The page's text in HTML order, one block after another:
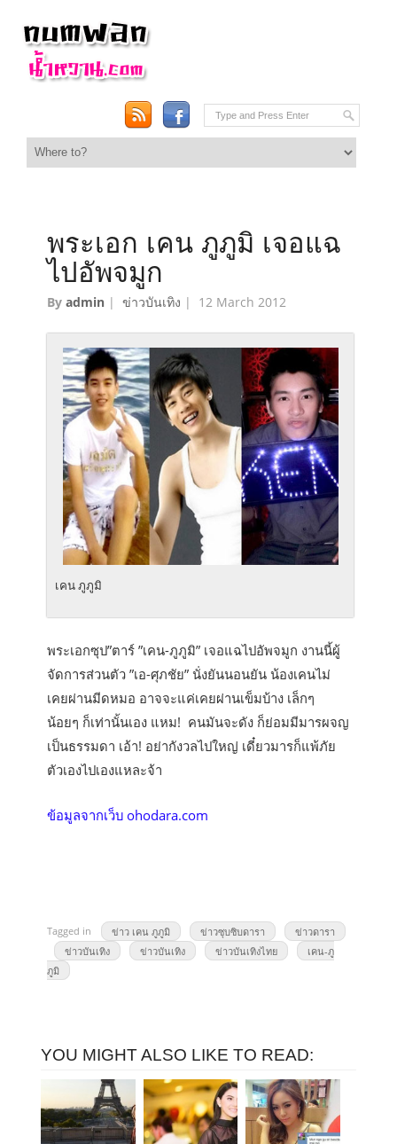
พระเอก เคน ภูภูมิ เจอแฉ
ไปอัพจมูก
Byadmin |ข่าวบันเทิง | 12 March 2012
เคน ภูภูมิ
พระเอกซุป”ตาร์ ”เคน-ภูภูมิ” เจอแฉไปอัพจมูก งานนี้ผู้
จัดการส่วนตัว ”เอ-ศุภชัย” นั่งยันนอนยัน น้องเคนไม่
เคยผ่านมีดหมอ อาจจะแค่เคยผ่านเข็มบ้าง เล็กๆ
น้อยๆ ก็เท่านั้นเอง แหม! คนมันจะดัง ก็ย่อมมีมารผจญ
เป็นธรรมดา เอ้า! อย่ากังวลไปใหญ่ เดี๋ยวมารก็แพ้ภัย
ตัวเองไปเองแหละจ้า
ข้อมูลจากเว็บ ohodara.com
Tagged in ข่าว เคน ภูภูมิ ข่าวซุบซิบดารา
ข่าวดารา
ข่าวบันเทิง
ข่าวบันเทิง ข่าวบันเทิงไทย
เคน-ภู
ภูมิ
YOU MIGHT ALSO LIKE TO READ: